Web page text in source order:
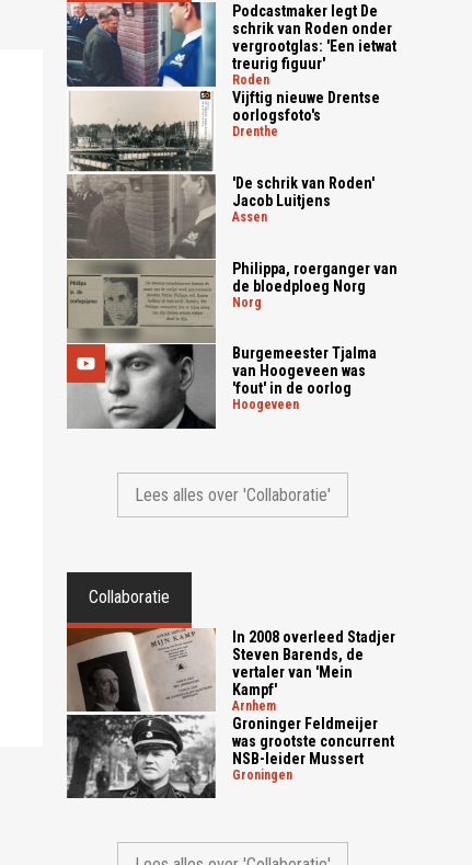
Podcastmaker legt De
schrik van Roden onder
vergrootglas: 'Een ietwat
treurig figuur'
roden
Vijftig nieuwe Drentse
oorlogsfoto's
drenthe
'De schrik van Roden'
Jacob Luitjens
assen
Philippa, roerganger van
de bloedploeg Norg
norg
Burgemeester Tjalma
van Hoogeveen was
'fout' in de oorlog
hoogeveen
Lees alles over 'Collaboratie'
Collaboratie
In 2008 overleed Stadjer
Steven Barends, de
vertaler van 'Mein
Kampf'
arnhem
Groninger Feldmeijer
was grootste concurrent
NSB-leider Mussert
groningen